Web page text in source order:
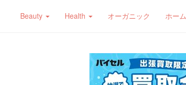
Beauty Health オーガニック ホーム